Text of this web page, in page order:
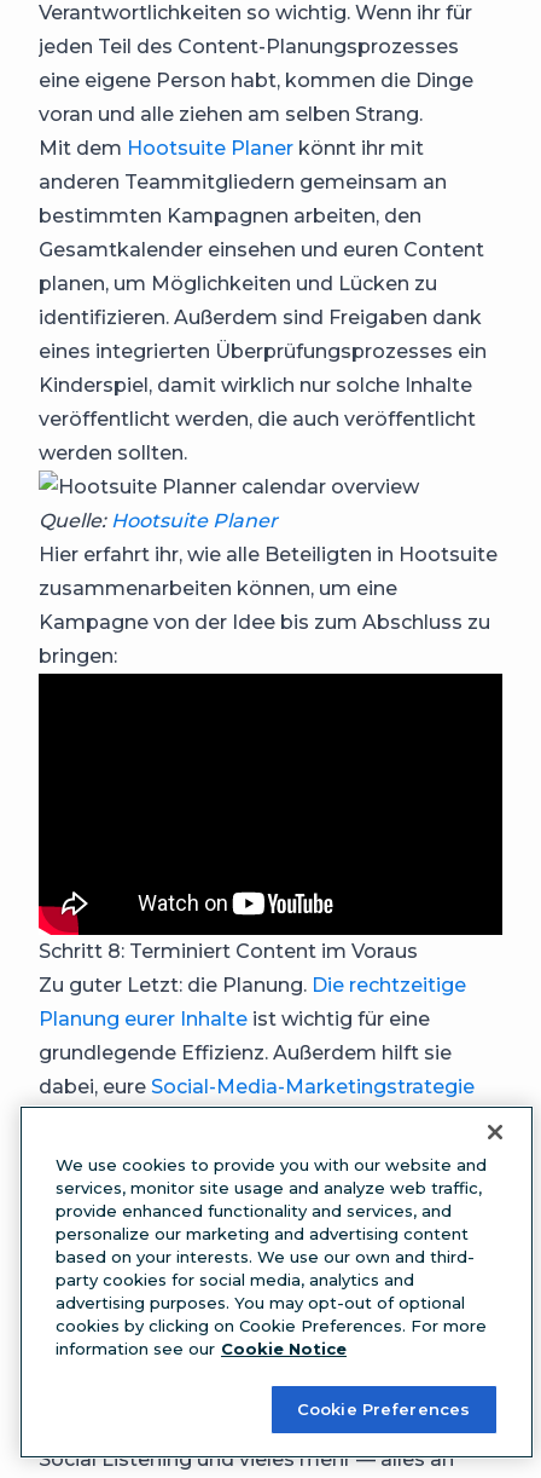
Verantwortlichkeiten so wichtig. Wenn ihr für
jeden Teil des Content-Planungsprozesses
eine eigene Person habt, kommen die Dinge
voran und alle ziehen am selben Strang.
Mit dem Hootsuite Planer könnt ihr mit
anderen Teammitgliedern gemeinsam an
bestimmten Kampagnen arbeiten, den
Gesamtkalender einsehen und euren Content
planen, um Möglichkeiten und Lücken zu
identifizieren. Außerdem sind Freigaben dank
eines integrierten Überprüfungsprozesses ein
Kinderspiel, damit wirklich nur solche Inhalte
veröffentlicht werden, die auch veröffentlicht
werden sollten.
Quelle: Hootsuite Planer
Hier erfahrt ihr, wie alle Beteiligten in Hootsuite
zusammenarbeiten können, um eine
Kampagne von der Idee bis zum Abschluss zu
bringen:
Schritt 8: Terminiert Content im Voraus
Zu guter Letzt: die Planung. Die rechtzeitige
Planung eurer Inhalte ist wichtig für eine
grundlegende Effizienz. Außerdem hilft sie
dabei, eure Social-Media-Marketingstrategie
So viel steht unserer Ansicht nach fest:
Hootsuite kann euch viel Zeit bei der
Veröffentlichung sparen. Ihr könnt euren
Content für alle eure bevorzugten Plattformen
im Voraus über ein und dasselbe Dashboard
planen. Außerdem profitiert ihr durch:
einfache Zusammenarbeit im Team,
Social-Media-Analytics,
Social Listening und vieles mehr — alles an
We use cookies to provide you with our website and
services, monitor site usage and analyze web traffic,
provide enhanced functionality and services, and
personalize our marketing and advertising content
based on your interests. We use our own and third-
party cookies for social media, analytics and
advertising purposes. You may opt-out of optional
cookies by clicking on Cookie Preferences. For more
information see our Cookie Notice
Cookie Preferences